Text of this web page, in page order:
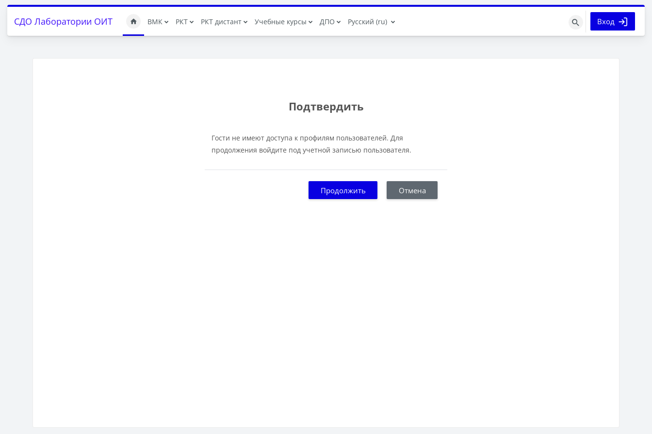
Перейти к основному содержанию
СДО Лаборатории ОИТ ВМК РКТ РКТ дистант Учебные курсы ДПО Русский ‎(ru)‎
Поиск
курса
Вход
Подтвердить
Гости не имеют доступа к профилям пользователей. Для
продолжения войдите под учетной записью пользователя.
Продолжить Отмена